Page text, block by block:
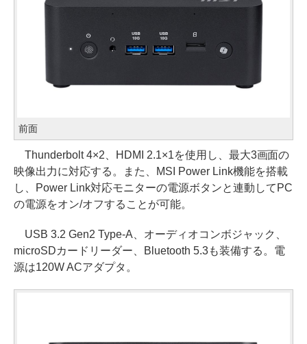
前面
Thunderbolt 4×2、HDMI 2.1×1を使用し、最大3画面の
映像出力に対応する。また、MSI Power Link機能を搭載
し、Power Link対応モニターの電源ボタンと連動してPC
の電源をオン/オフすることが可能。
USB 3.2 Gen2 Type-A、オーディオコンボジャック、
microSDカードリーダー、Bluetooth 5.3も装備する。電
源は120W ACアダプタ。